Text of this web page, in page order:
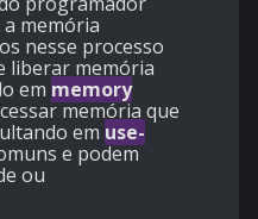
memória
nesse processo
liberar memória
em memory
memória que
em use-
e podem
ou